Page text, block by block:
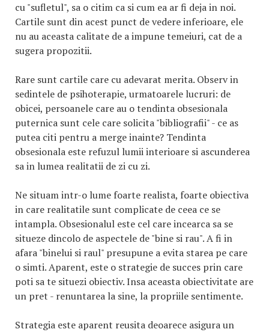
cu "sufletul", sa o citim ca si cum ea ar fi deja in noi.
Cartile sunt din acest punct de vedere inferioare, ele
nu au aceasta calitate de a impune temeiuri, cat de a
sugera propozitii.
Rare sunt cartile care cu adevarat merita. Observ in
sedintele de psihoterapie, urmatoarele lucruri: de
obicei, persoanele care au o tendinta obsesionala
puternica sunt cele care solicita "bibliografii" - ce as
putea citi pentru a merge inainte? Tendinta
obsesionala este refuzul lumii interioare si ascunderea
sa in lumea realitatii de zi cu zi.
Ne situam intr-o lume foarte realista, foarte obiectiva
in care realitatile sunt complicate de ceea ce se
intampla. Obsesionalul este cel care incearca sa se
situeze dincolo de aspectele de "bine si rau". A fi in
afara "binelui si raul" presupune a evita starea pe care
o simti. Aparent, este o strategie de succes prin care
poti sa te situezi obiectiv. Insa aceasta obiectivitate are
un pret - renuntarea la sine, la propriile sentimente.
Strategia este aparent reusita deoarece asigura un